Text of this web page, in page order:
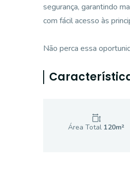
segurança, garantindo
com fácil acesso às
Não perca essa
Área Total 120m²